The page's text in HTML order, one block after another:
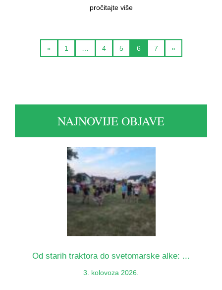
pročitajte više
« 1 4 5 6 7 »
NAJNOVIJE OBJAVE
Od starih traktora do svetomarske alke: ...
3. kolovoza 2026.